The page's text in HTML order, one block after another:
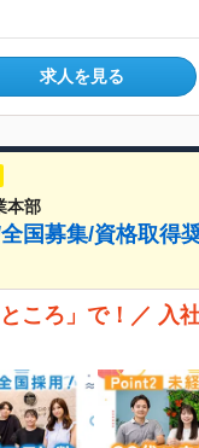
求人を見る
本部
国募集/資格取得
ころ」で！／ 入